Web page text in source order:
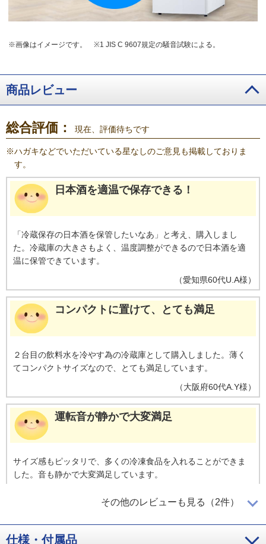
※画像はイメージです。 ※1 JIS C 9607規定の騒音試験による。
商品レビュー
総合評価： 現在、評価待ちです
※ハガキなどでいただいている星なしのご意見も掲載しておりま
す。
日本酒を適温で保存できる！
「冷蔵保存の日本酒を保管したいなあ」と考え、購入しまし
た。冷蔵庫の大きさもよく、温度調整ができるので日本酒を適
温に保管できています。
（愛知県60代U.A様）
コンパクトに置けて、とても満足
２台目の飲料水を冷やす為の冷蔵庫として購入しました。薄く
てコンパクトサイズなので、とても満足しています。
（大阪府60代A.Y様）
運転音が静かで大変満足
サイズ感もピッタリで、多くの冷凍食品を入れることができま
した。音も静かで大変満足しています。
セカンド冷蔵庫に最適！
その他のレビューも見る（2件）
仕様・付属品